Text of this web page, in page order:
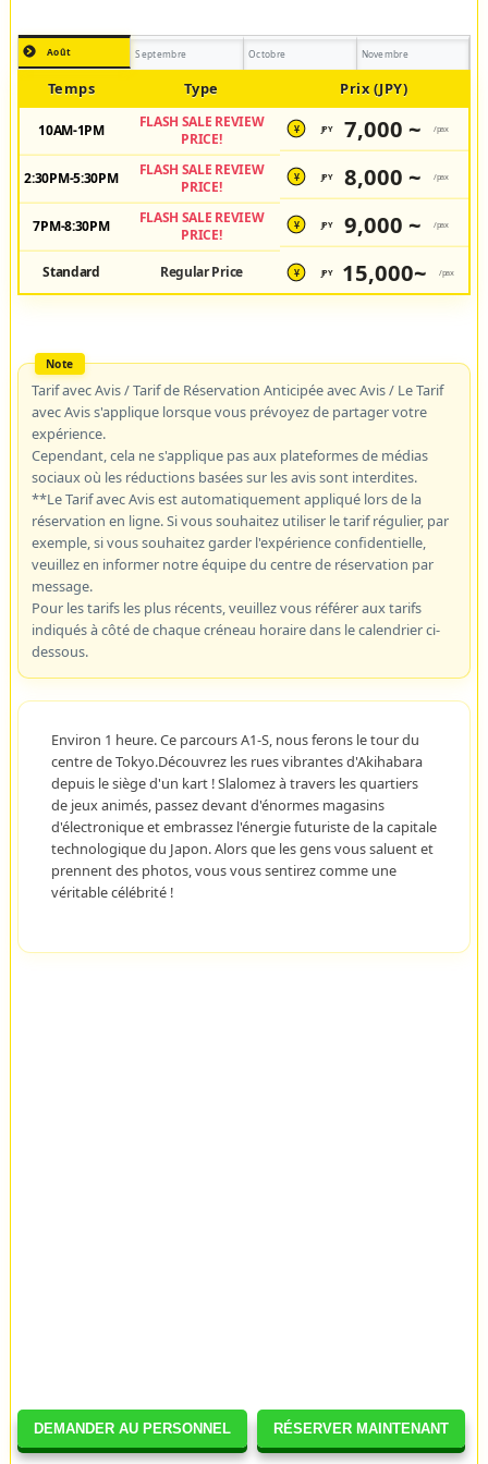
DEMANDER AU PERSONNEL RÉSERVER MAINTENANT
Août Septembre Octobre Novembre
Temps Type Prix (JPY)
10AM-1PM
FLASH SALE REVIEW
PRICE!
¥ JPY 7,000 ~ /pax
2:30PM-5:30PM
FLASH SALE REVIEW
PRICE!
¥ JPY 8,000 ~ /pax
7PM-8:30PM
FLASH SALE REVIEW
PRICE!
¥ JPY 9,000 ~ /pax
Standard Regular Price ¥ JPY 15,000~ /pax
Tarif avec Avis / Tarif de Réservation Anticipée avec Avis / Le Tarif
avec Avis s'applique lorsque vous prévoyez de partager votre
expérience.
Cependant, cela ne s'applique pas aux plateformes de médias
sociaux où les réductions basées sur les avis sont interdites.
**Le Tarif avec Avis est automatiquement appliqué lors de la
réservation en ligne. Si vous souhaitez utiliser le tarif régulier, par
exemple, si vous souhaitez garder l'expérience confidentielle,
veuillez en informer notre équipe du centre de réservation par
message.
Pour les tarifs les plus récents, veuillez vous référer aux tarifs
indiqués à côté de chaque créneau horaire dans le calendrier ci-
dessous.
Environ 1 heure. Ce parcours A1-S, nous ferons le tour du
centre de Tokyo.Découvrez les rues vibrantes d'Akihabara
depuis le siège d'un kart ! Slalomez à travers les quartiers
de jeux animés, passez devant d'énormes magasins
d'électronique et embrassez l'énergie futuriste de la capitale
technologique du Japon. Alors que les gens vous saluent et
prennent des photos, vous vous sentirez comme une
véritable célébrité !